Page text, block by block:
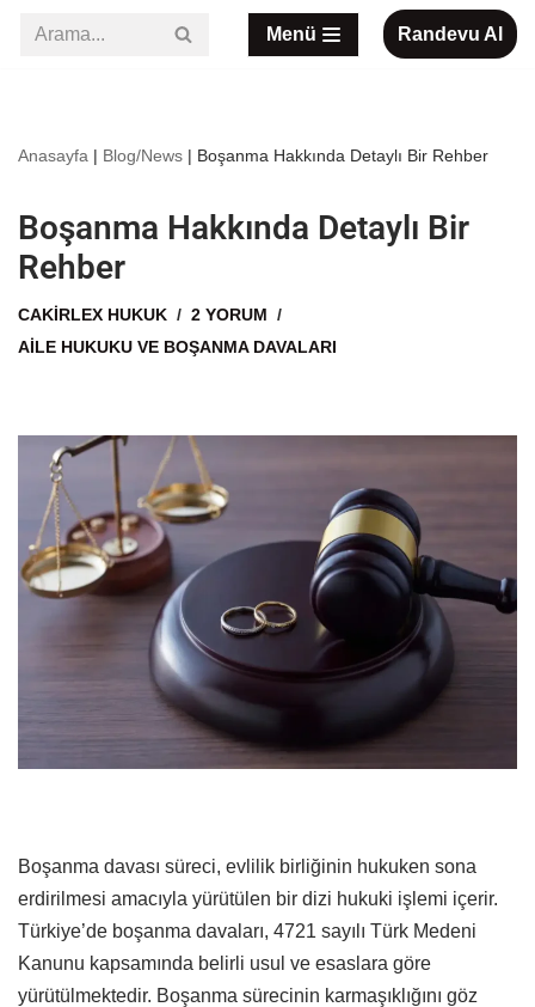
Menü Randevu Al
Anasayfa | Blog/News | Boşanma Hakkında Detaylı Bir Rehber
Boşanma Hakkında Detaylı Bir
Rehber
CAKIRLEX HUKUK
2 YORUM
AILE HUKUKU VE BOŞANMA DAVALARI
Boşanma davası süreci, evlilik birliğinin hukuken sona
erdirilmesi amacıyla yürütülen bir dizi hukuki işlemi içerir.
Türkiye’de boşanma davaları, 4721 sayılı Türk Medeni
Kanunu kapsamında belirli usul ve esaslara göre
yürütülmektedir. Boşanma sürecinin karmaşıklığını göz